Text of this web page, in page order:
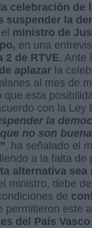
celebración de
suspender la
ministro de
en una
2 de RTVE. Ante
aplazar la
al mes de
que esta
con la Ley
la
no son
, ha señalado el
a la falta de
alternativa sea
ministro, debe
de
permitieron este
del País